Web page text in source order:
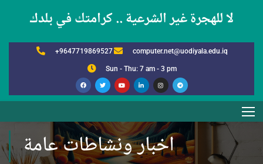
لا للهجرة غير الشرعية .. كرامتك في بلدك
+9647719869527 computer.net@uodiyala.edu.iq
Sun - Thu: 7 am - 3 pm
اخبار ونشاطات عامة